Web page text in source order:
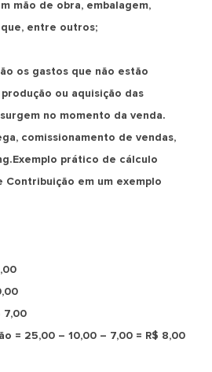
mão de obra, embalagem,
entre outros;
os gastos que não estão
ou aquisição das
no momento da venda.
comissionamento de vendas,
prático de cálculo
Contribuição em um exemplo
7,00
= 25,00 – 10,00 – 7,00 = R$ 8,00